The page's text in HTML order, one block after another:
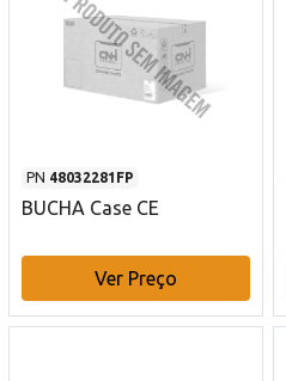
PN 48032281FP
BUCHA Case CE
Ver Preço